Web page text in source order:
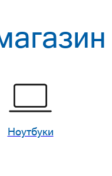
Ноутбуки